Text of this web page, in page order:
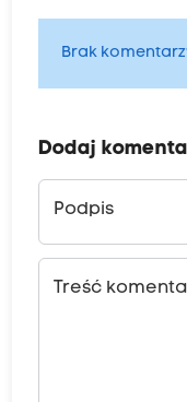
Brak
Dodaj
Podpis
Treść